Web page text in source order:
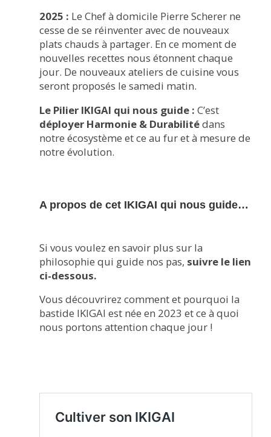
2025 : Le Chef à domicile Pierre Scherer ne
cesse de se réinventer avec de nouveaux
plats chauds à partager. En ce moment de
nouvelles recettes nous étonnent chaque
jour. De nouveaux ateliers de cuisine vous
seront proposés le samedi matin.
Le Pilier IKIGAI qui nous guide : C’est
déployer Harmonie & Durabilitédans
notre écosystème et ce au fur et à mesure de
notre évolution.
A propos de cet IKIGAI qui nous guide…
Si vous voulez en savoir plus sur la
philosophie qui guide nos pas, suivre le lien
ci-dessous.
Vous découvrirez comment et pourquoi la
bastide IKIGAI est née en 2023 et ce à quoi
nous portons attention chaque jour !